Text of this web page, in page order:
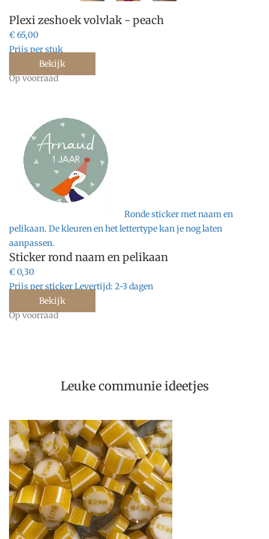
Plexi zeshoek volvlak - peach
€ 65,00
Prijs per stuk
Bekijk
Op voorraad
Ronde sticker met naam en
pelikaan. De kleuren en het lettertype kan je nog laten
aanpassen.
Sticker rond naam en pelikaan
€ 0,30
Prijs per stickerLevertijd: 2-3 dagen
Bekijk
Op voorraad
Leuke communie ideetjes